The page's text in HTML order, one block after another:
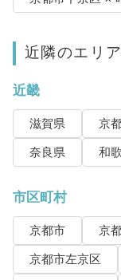
近隣のエリ
近畿
滋賀県 京
奈良県
和
市区町村
京都市 京
京都市左京区